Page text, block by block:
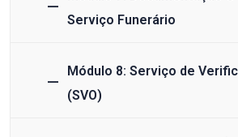
Serviço Funerário
Módulo 8: Serviço de
(SVO)